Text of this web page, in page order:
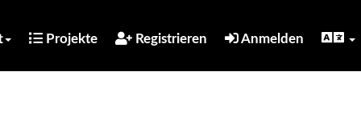
Projekte Registrieren Anmelden